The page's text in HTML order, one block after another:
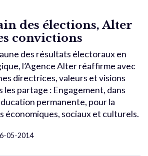
des élections, Alter
convictions
des résultats électoraux en
l’Agence Alter réaffirme avec
directrices, valeurs et visions
les partage : Engagement, dans
permanente, pour la
économiques, sociaux et culturels.
05-2014